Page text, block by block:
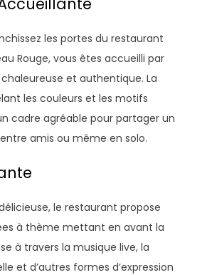
les portes du restaurant
Rouge, vous êtes accueilli par
et authentique. La
les couleurs et les motifs
cadre agréable pour partager un
amis ou même en solo.
le restaurant propose
à thème mettant en avant la
à travers la musique live, la
et d’autres formes d’expression